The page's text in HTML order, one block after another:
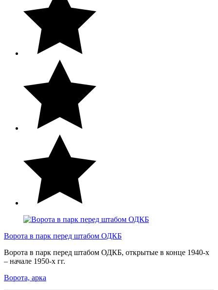
Ворота в парк перед штабом ОДКБ
Ворота в парк перед штабом ОДКБ, открытые в конце 1940-х
– начале 1950-х гг.
Ворота, арка